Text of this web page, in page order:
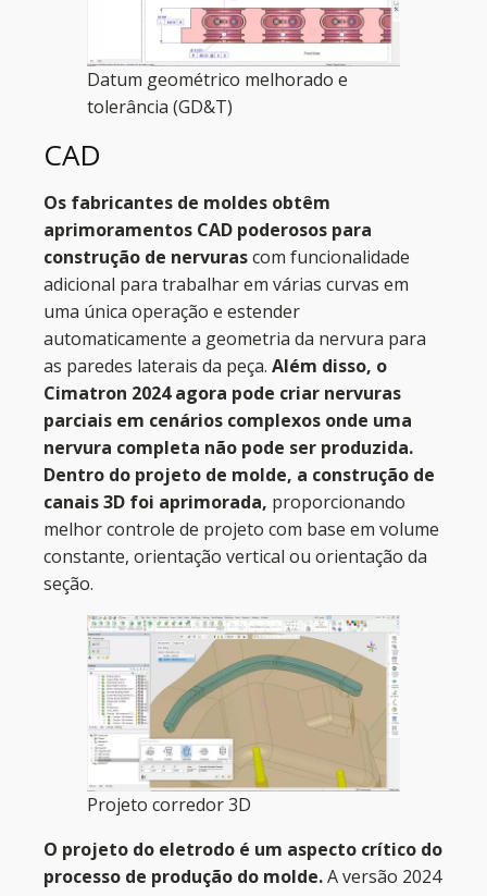
Datum geométrico melhorado e
tolerância (GD&T)
CAD
Os fabricantes de moldes obtêm
aprimoramentos CAD poderosos para
construção de nervurascom funcionalidade
adicional para trabalhar em várias curvas em
uma única operação e estender
automaticamente a geometria da nervura para
as paredes laterais da peça. Além disso, o
Cimatron 2024 agora pode criar nervuras
parciais em cenários complexos onde uma
nervura completa não pode ser produzida.
Dentro do projeto de molde, a construção de
canais 3D foi aprimorada, proporcionando
melhor controle de projeto com base em volume
constante, orientação vertical ou orientação da
seção.
Projeto corredor 3D
O projeto do eletrodo é um aspecto crítico do
processo de produção do molde.A versão 2024